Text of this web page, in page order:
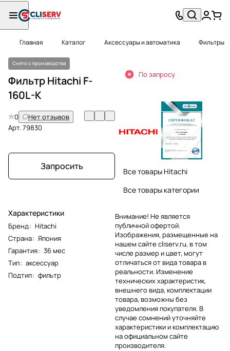
Главная Каталог Аксессуары и автоматика Фильтры
Снято с производства
Фильтр Hitachi F-
160L-K
0
Нет отзывов
Арт.79830
Запросить
Характеристики
Бренд: Hitachi
Страна: Япония
Гарантия: 36 мес
Тип: аксессуар
Подтип: фильтр
По запросу
Все товары Hitachi
Все товары категории
Внимание! Не является
публичной офертой.
Изображения, размещенные на
нашем сайте cliserv.ru, в том
числе размер и цвет, могут
отличаться от вида товара в
реальности. Изменение
технических характеристик,
внешнего вида, комплектации
товара, возможны без
уведомления покупателя. В
случае сомнений уточняйте
характеристики и комплектацию
на официальном сайте
производителя.